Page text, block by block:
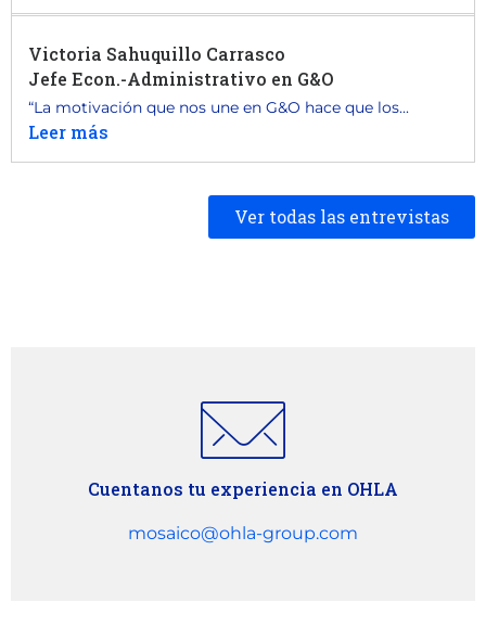
Victoria Sahuquillo Carrasco
Jefe Econ.-Administrativo en G&O
“La motivación que nos une en G&O hace que los...
Leer más
Ver todas las entrevistas
Cuentanos tu experiencia en OHLA
mosaico@ohla-group.com